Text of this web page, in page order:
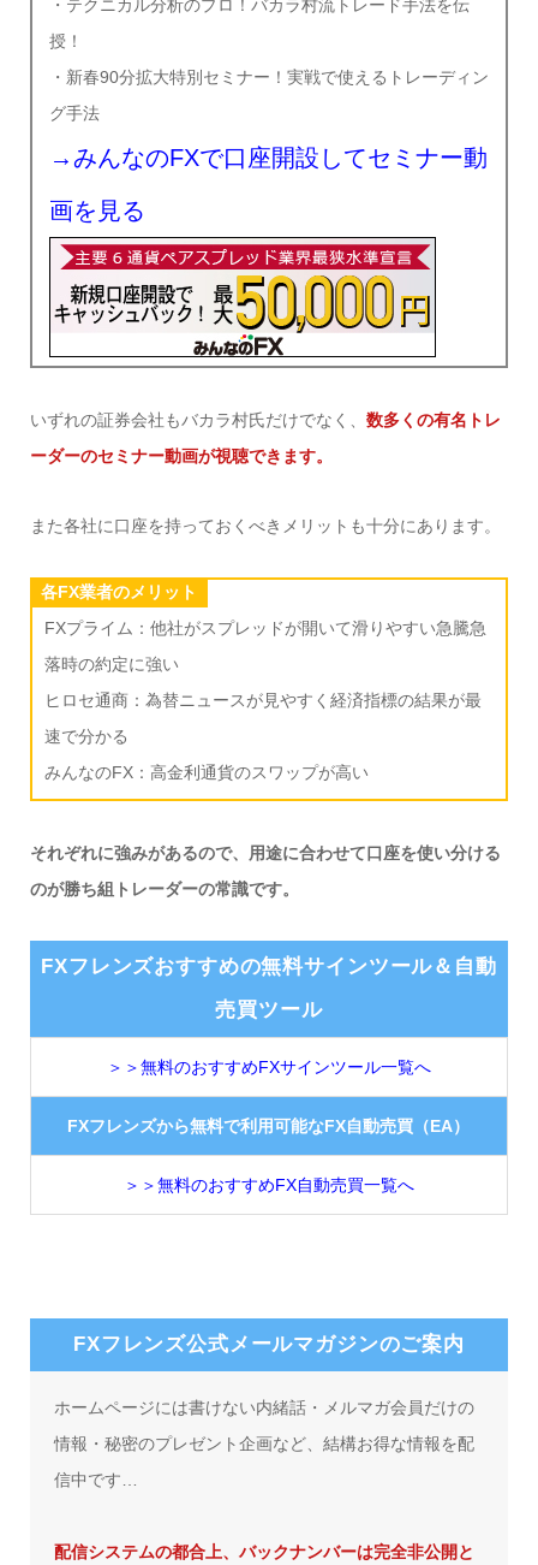
・テクニカル分析のプロ！バカラ村流トレード手法を伝
授！
・新春90分拡大特別セミナー！実戦で使えるトレーディン
グ手法
→みんなのFXで口座開設してセミナー動
画を見る
いずれの証券会社もバカラ村氏だけでなく、 数多くの有名トレ
ーダーのセミナー動画が視聴できます。
また各社に口座を持っておくべきメリットも十分にあります。
各FX業者のメリット
FXプライム：他社がスプレッドが開いて滑りやすい急騰急
落時の約定に強い
ヒロセ通商：為替ニュースが見やすく経済指標の結果が最
速で分かる
みんなのFX：高金利通貨のスワップが高い
それぞれに強みがあるので、用途に合わせて口座を使い分ける
のが勝ち組トレーダーの常識です。
FXフレンズおすすめの無料サインツール＆自動
売買ツール
＞＞無料のおすすめFXサインツール一覧へ
FXフレンズから無料で利用可能なFX自動売買（EA）
＞＞無料のおすすめFX自動売買一覧へ
FXフレンズ公式メールマガジンのご案内
ホームページには書けない内緒話・メルマガ会員だけの
情報・秘密のプレゼント企画など、結構お得な情報を配
信中です…
配信システムの都合上、バックナンバーは完全非公開と